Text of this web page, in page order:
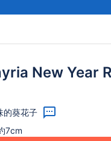
New Year
的葵花子
7cm